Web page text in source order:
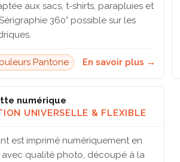
aux sacs, t-shirts, parapluies et
360° possible sur les
Pantone En savoir plus →
numérique
UNIVERSELLE & FLEXIBLE
est imprimé numériquement en
avec qualité photo, découpé à la